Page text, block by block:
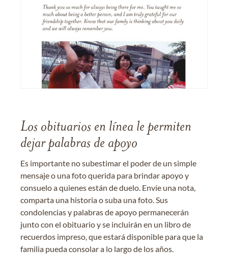
Los obituarios en línea le permiten
dejar palabras de apoyo
Es importante no subestimar el poder de un simple
mensaje o una foto querida para brindar apoyo y
consuelo a quienes están de duelo. Envíe una nota,
comparta una historia o suba una foto. Sus
condolencias y palabras de apoyo permanecerán
junto con el obituario y se incluirán en un libro de
recuerdos impreso, que estará disponible para que la
familia pueda consolar a lo largo de los años.